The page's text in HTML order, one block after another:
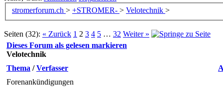
stromerforum.ch > +STROMER- > Velotechnik >
Seiten (32): « Zurück 1 2 3 4 5 … 32 Weiter »
Dieses Forum als gelesen markieren
Velotechnik
Thema /Verfasser
Forenankündigungen